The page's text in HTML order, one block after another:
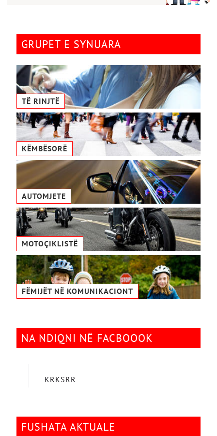
GRUPET E SYNUARA
TË RINJTË
KËMBËSORË
AUTOMJETE
MOTOÇIKLISTË
FËMIJËT NË KOMUNIKACIONТ
NA NDIQNI NË FACBOOOK
KRKSRR
FUSHATA AKTUALE